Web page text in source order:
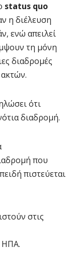
status quo
η διέλευση
ενώ απειλεί
τη μόνη
διαδρομές
ότι
διαδρομή.
που
πιστεύεται
στις
ΗΠΑ.